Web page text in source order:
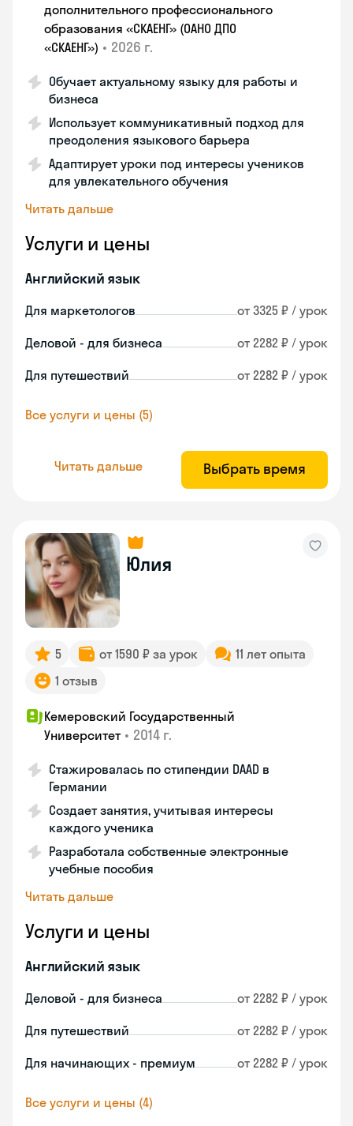
дополнительного профессионального
образования «СКАЕНГ» (ОАНО ДПО
«СКАЕНГ») • 2026 г.
Обучает актуальному языку для работы и
бизнеса
Использует коммуникативный подход для
преодоления языкового барьера
Адаптирует уроки под интересы учеников
для увлекательного обучения
Читать дальше
Услуги и цены
Английский язык
Для маркетологов от 3325 ₽ / урок
Деловой - для бизнеса от 2282 ₽ / урок
Для путешествий от 2282 ₽ / урок
Все услуги и цены (5)
Читать дальше Выбрать время
Юлия
5 от 1590 ₽ за урок
11 лет опыта
1 отзыв
Кемеровский Государственный
Университет • 2014 г.
Стажировалась по стипендии DAAD в
Германии
Создает занятия, учитывая интересы
каждого ученика
Разработала собственные электронные
учебные пособия
Читать дальше
Услуги и цены
Английский язык
Деловой - для бизнеса от 2282 ₽ / урок
Для путешествий от 2282 ₽ / урок
Для начинающих - премиум от 2282 ₽ / урок
Все услуги и цены (4)